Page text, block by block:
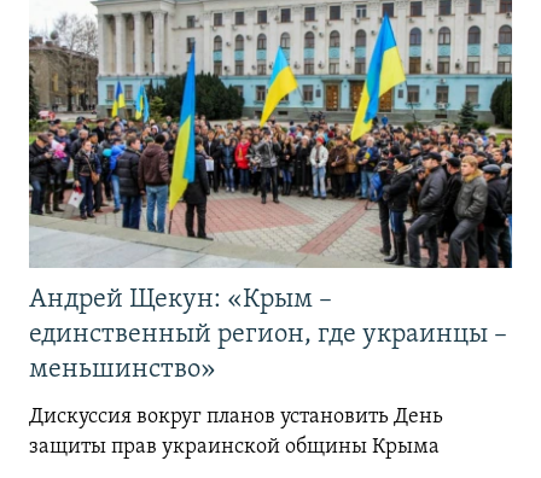
Андрей Щекун: «Крым –
единственный регион, где украинцы –
меньшинство»
Дискуссия вокруг планов установить День
защиты прав украинской общины Крыма